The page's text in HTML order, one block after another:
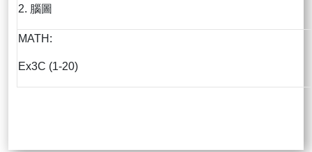
2. 腦圖
MATH:
Ex3C (1-20)